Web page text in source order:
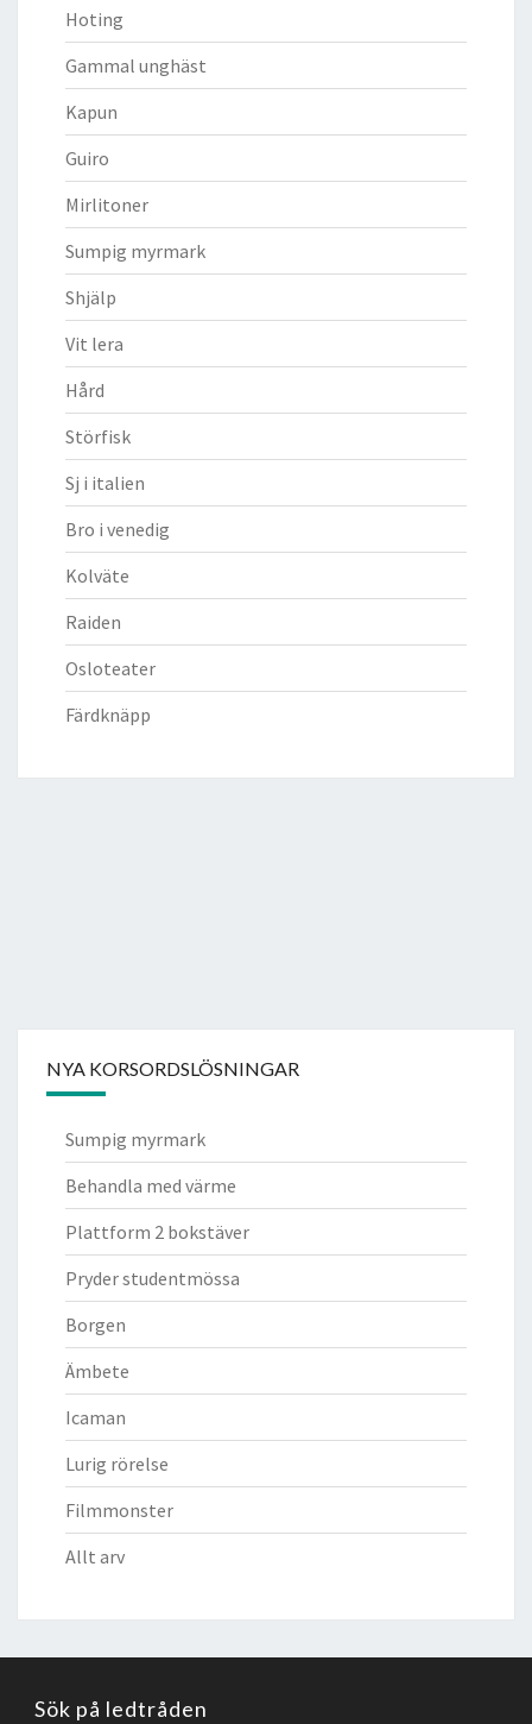
Hoting
Gammal unghäst
Kapun
Guiro
Mirlitoner
Sumpig myrmark
Shjälp
Vit lera
Hård
Störfisk
Sj i italien
Bro i venedig
Kolväte
Raiden
Osloteater
Färdknäpp
NYA KORSORDSLÖSNINGAR
Sumpig myrmark
Behandla med värme
Plattform 2 bokstäver
Pryder studentmössa
Borgen
Ämbete
Icaman
Lurig rörelse
Filmmonster
Allt arv
Sök på ledtråden